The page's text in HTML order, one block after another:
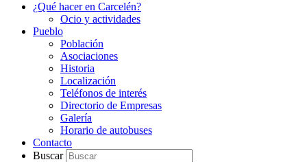
¿Qué hacer en Carcelén?
Ocio y actividades
Pueblo
Población
Asociaciones
Historia
Localización
Teléfonos de interés
Directorio de Empresas
Galería
Horario de autobuses
Contacto
Buscar